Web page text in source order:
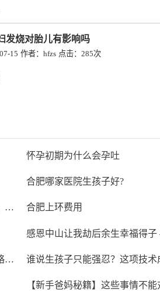
发烧对胎儿有影响吗
15 作者：hfzs 点击： 285次
怀孕初期为什么会孕吐
合肥哪家医院生孩子好?
Are you ready?孕妈“带球”看世界杯，合肥中山医院产 合肥上环费用
【纯干货】新手妈妈咪产后护理攻略，为你或你爱的她收